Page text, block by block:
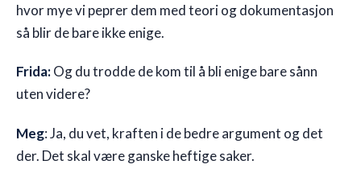
hvor mye vi peprer dem med teori og dokumentasjon
så blir de bare ikke enige.
Frida:Og du trodde de kom til å bli enige bare sånn
uten videre?
Meg: Ja, du vet, kraften i de bedre argument og det
der. Det skal være ganske heftige saker.